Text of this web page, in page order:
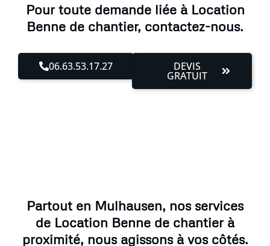
Pour toute demande liée à Location
Benne de chantier, contactez-nous.
06.63.53.17.27 DEVIS
GRATUIT
Partout en Mulhausen, nos services
de Location Benne de chantier à
proximité, nous agissons à vos côtés.